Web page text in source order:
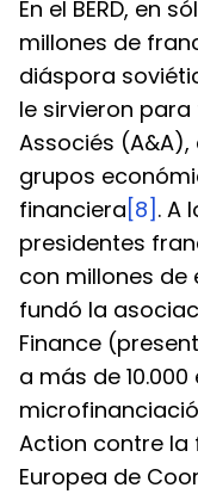
En el BERD, en
millones de
diáspora
le sirvieron
Associés
grupos
financiera [8] . A
presidentes
con millones de
fundó la
Finance
a más de
Action contre la
Europea de